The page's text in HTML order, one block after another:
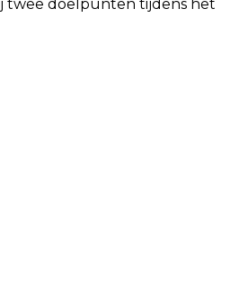
twee doelpunten tijdens het